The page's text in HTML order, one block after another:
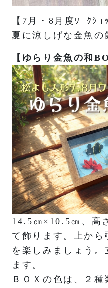
【7月・8月度ﾜｰｸｼｮ
夏に涼しげな金魚の
【ゆらり金魚の和
14.5㎝×10.5㎝、高
て飾ります。上から
を楽しみましょう
ます。
ＢＯＸの色は、２